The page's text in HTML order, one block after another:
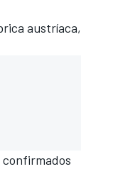
austríaca,
confirmados